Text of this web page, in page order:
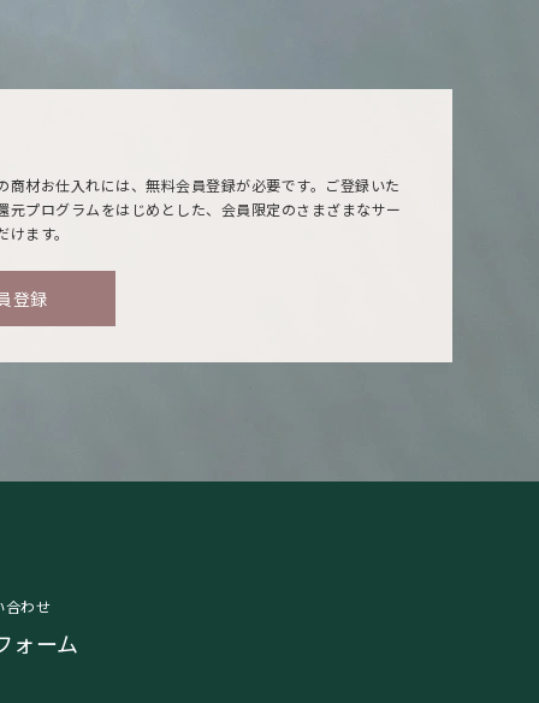
商材お仕入れには、無料会員登録が必要です。ご登録いた
元プログラムをはじめとした、会員限定のさまざまなサー
けます。
登録
合わせ
ォーム